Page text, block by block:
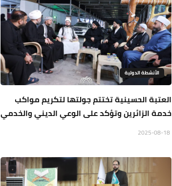
الأنشطة الدولية
العتبة الحسينية تختتم جولتها لتكريم مواكب
خدمة الزائرين وتؤكد على الوعي الديني والخدمي